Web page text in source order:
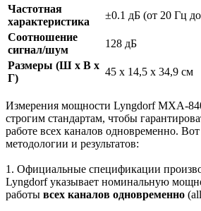
Частотная
характеристика
±0.1 дБ (от 20 Гц
Соотношение
сигнал/шум
128 дБ
Размеры (Ш x В x
Г)
45 x 14,5 x 34,9 см
Измерения мощности Lyngdorf MXA-
строгим стандартам, чтобы
работе всех каналов одновременно.
методологии и результатов:
1. Официальные спецификации
Lyngdorf указывает номинальную
работы всех каналов одновременно